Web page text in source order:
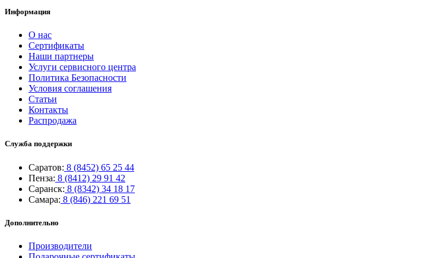
Информация
О нас
Сертификаты
Наши партнеры
Услуги сервисного центра
Политика Безопасности
Условия соглашения
Статьи
Контакты
Распродажа
Служба поддержки
Саратов: 8 (8452) 65 25 44
Пенза: 8 (8412) 29 91 42
Саранск: 8 (8342) 34 18 17
Самара: 8 (846) 221 69 51
Дополнительно
Производители